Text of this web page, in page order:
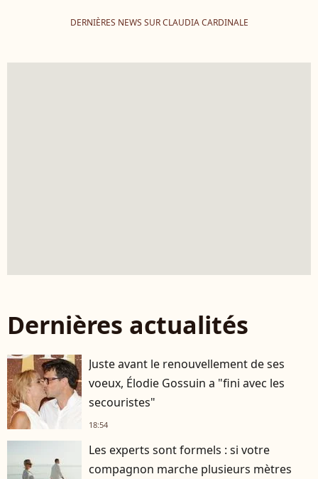
DERNIÈRES NEWS SUR CLAUDIA CARDINALE
Dernières actualités
Juste avant le renouvellement de ses
voeux, Élodie Gossuin a "fini avec les
secouristes"
18:54
Les experts sont formels : si votre
compagnon marche plusieurs mètres